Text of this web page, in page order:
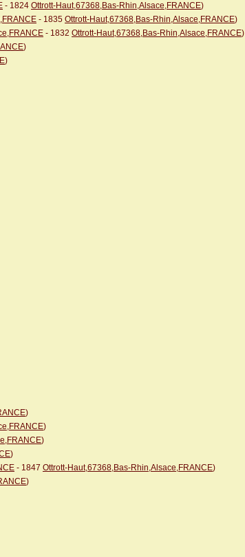
- 1824 Ottrott-Haut,67368,Bas-Rhin,Alsace,FRANCE)
- 1835 Ottrott-Haut,67368,Bas-Rhin,Alsace,FRANCE)
- 1832 Ottrott-Haut,67368,Bas-Rhin,Alsace,FRANCE)
)
)
)
)
)
)
- 1847 Ottrott-Haut,67368,Bas-Rhin,Alsace,FRANCE)
)